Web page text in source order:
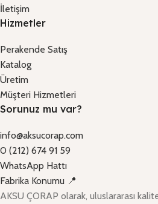
İletişim
Hizmetler
Perakende Satış
Katalog
Üretim
Müşteri Hizmetleri
Sorunuz mu var?
info@aksucorap.com
0 (212) 674 91 59
WhatsApp Hattı
Fabrika Konumu 📍
AKSU ÇORAP olarak, uluslararası